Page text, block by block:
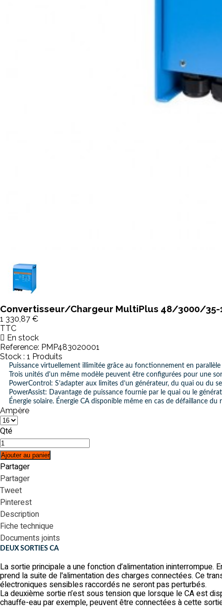
Convertisseur/Chargeur MultiPlus 48/3000/35-
1 330,87 €
TTC
En stock
Reference: PMP483020001
Stock : 1 Produits
Puissance virtuellement illimitée grâce au fonctionnement en parallèle
Trois unités d'un même modèle peuvent être configurées pour une
PowerControl: S’adapter aux limites d’un générateur, du quai ou du
PowerAssist: Davantage de puissance fournie par le quai ou le
Énergie solaire. Énergie CA disponible même en cas de défaillance du
Ampère
Qté
Ajouter au panier
Partager
Partager
Tweet
Pinterest
Description
Fiche technique
Documents joints
DEUX SORTIES CA
La sortie principale a une fonction d’alimentation
prend la suite de l'alimentation des charges connectées. Ce
électroniques sensibles raccordés ne seront pas perturbés.
La deuxième sortie n’est sous tension que lorsque le CA est
chauffe-eau par exemple, peuvent être connectées à cette